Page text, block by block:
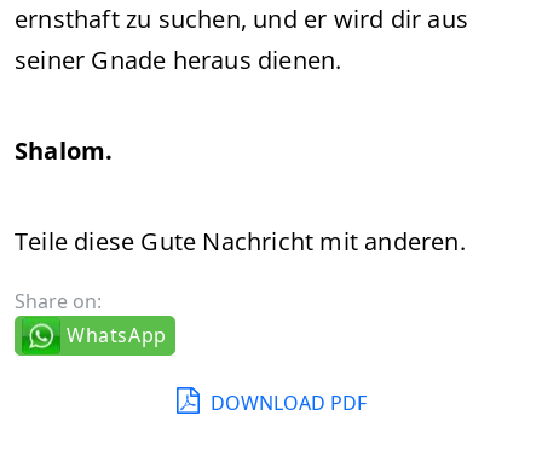
ernsthaft zu suchen, und er wird dir aus
seiner Gnade heraus dienen.
Shalom.
Teile diese Gute Nachricht mit anderen.
Share on:
WhatsApp
DOWNLOAD PDF